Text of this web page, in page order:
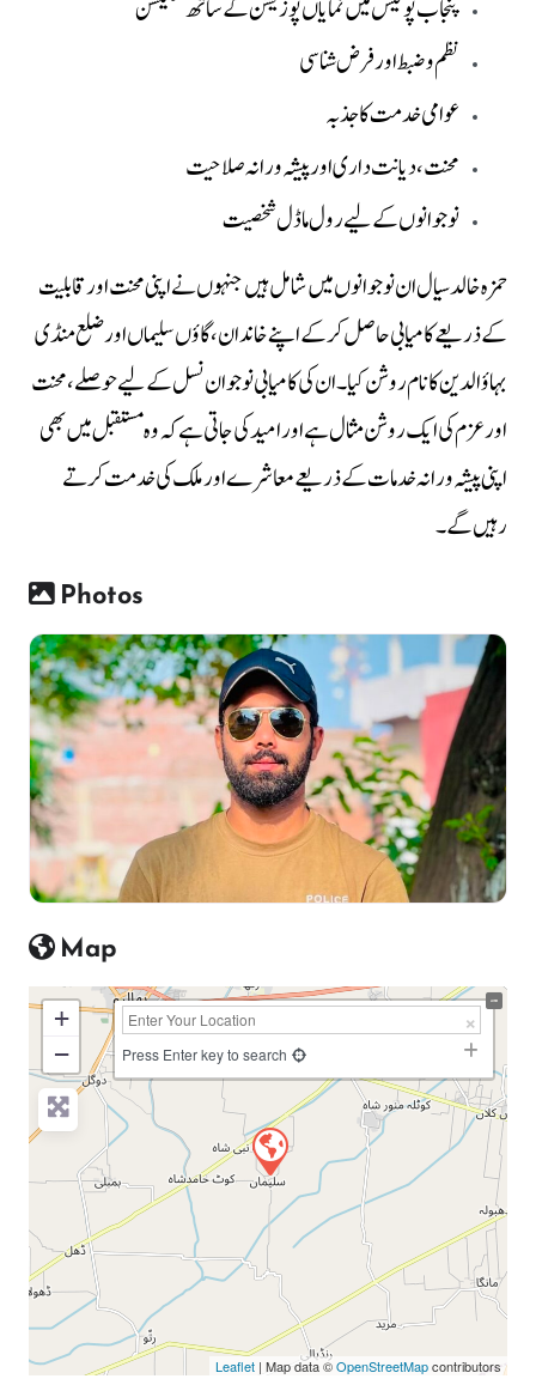
پنجاب پولیس میں نمایاں پوزیشن کے ساتھ سلیکشن
نظم و ضبط اور فرض شناسی
عوامی خدمت کا جذبہ
محنت، دیانت داری اور پیشہ ورانہ صلاحیت
نوجوانوں کے لیے رول ماڈل شخصیت
حمزہ خالد سیال ان نوجوانوں میں شامل ہیں جنہوں نے اپنی محنت اور قابلیت
کے ذریعے کامیابی حاصل کر کے اپنے خاندان، گاؤں سلیماں اور ضلع منڈی
بہاؤالدین کا نام روشن کیا۔ ان کی کامیابی نوجوان نسل کے لیے حوصلے، محنت
اور عزم کی ایک روشن مثال ہے اور امید کی جاتی ہے کہ وہ مستقبل میں بھی
اپنی پیشہ ورانہ خدمات کے ذریعے معاشرے اور ملک کی خدمت کرتے
رہیں گے۔
Photos
Map
+
−
Press Enter key to search
Leaflet | Map data ©OpenStreetMapcontributors